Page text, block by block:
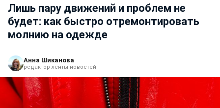
Лишь пару движений и проблем не
будет: как быстро отремонтировать
молнию на одежде
Анна Шиканова
редактор ленты новостей